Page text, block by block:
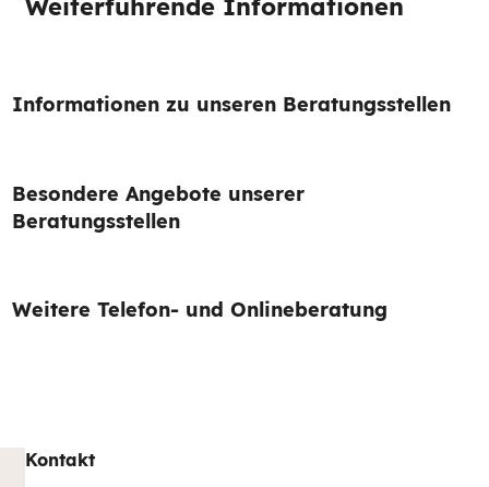
Weiterführende Informationen
Informationen zu unseren Beratungsstellen
Besondere Angebote unserer
Beratungsstellen
Weitere Telefon- und Onlineberatung
Kontakt